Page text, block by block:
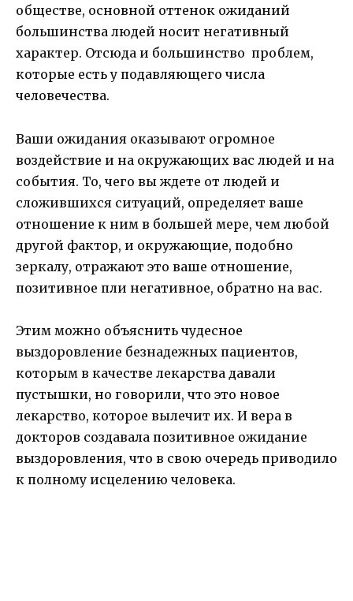
обществе, основной оттенок ожиданий
большинства людей носит негативный
характер. Отсюда и большинство проблем,
которые есть у подавляющего числа
человечества.
Ваши ожидания оказывают огромное
воздействие и на окружающих вас людей и на
события. То, чего вы ждете от людей и
сложившихся ситуаций, определяет ваше
отношение к ним в большей мере, чем любой
другой фактор, и окружающие, подобно
зеркалу, отражают это ваше отношение,
позитивное пли негативное, обратно на вас.
Этим можно объяснить чудесное
выздоровление безнадежных пациентов,
которым в качестве лекарства давали
пустышки, но говорили, что это новое
лекарство, которое вылечит их. И вера в
докторов создавала позитивное ожидание
выздоровления, что в свою очередь приводило
к полному исцелению человека.